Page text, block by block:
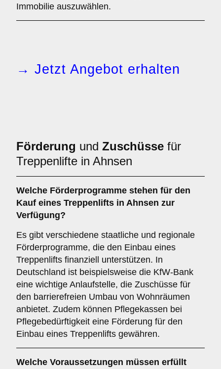
Immobilie auszuwählen.
→ Jetzt Angebot erhalten
Förderung und Zuschüsse für
Treppenlifte in Ahnsen
Welche Förderprogramme stehen für den
Kauf eines Treppenlifts in Ahnsen zur
Verfügung?
Es gibt verschiedene staatliche und regionale
Förderprogramme, die den Einbau eines
Treppenlifts finanziell unterstützen. In
Deutschland ist beispielsweise die KfW-Bank
eine wichtige Anlaufstelle, die Zuschüsse für
den barrierefreien Umbau von Wohnräumen
anbietet. Zudem können Pflegekassen bei
Pflegebedürftigkeit eine Förderung für den
Einbau eines Treppenlifts gewähren.
Welche Voraussetzungen müssen erfüllt